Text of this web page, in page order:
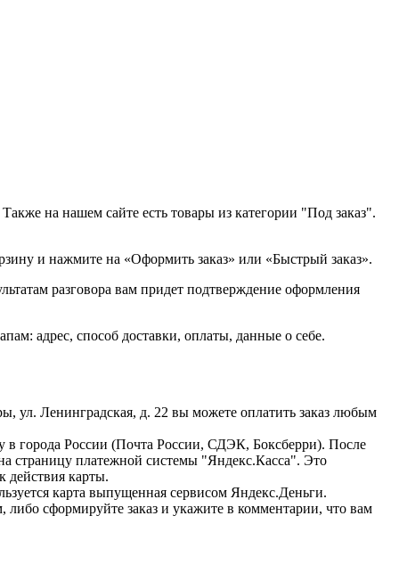
на нашем сайте есть товары из категории "Под заказ".
и нажмите на «Оформить заказ» или «Быстрый заказ».
разговора вам придет подтверждение оформления
адрес, способ доставки, оплаты, данные о себе.
ул. Ленинградская, д. 22 вы можете оплатить заказ любым
в города России (Почта России, СДЭК, Боксберри). После
страницу платежной системы "Яндекс.Касса". Это
действия карты.
карта выпущенная сервисом Яндекс.Деньги.
сформируйте заказ и укажите в комментарии, что вам